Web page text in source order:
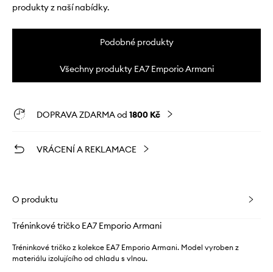
produkty z naší nabídky.
Podobné produkty
Všechny produkty EA7 Emporio Armani
DOPRAVA ZDARMA od 1800 Kč
VRÁCENÍ A REKLAMACE
O produktu
Tréninkové tričko EA7 Emporio Armani
Tréninkové tričko z kolekce EA7 Emporio Armani. Model vyroben z
materiálu izolujícího od chladu s vlnou.